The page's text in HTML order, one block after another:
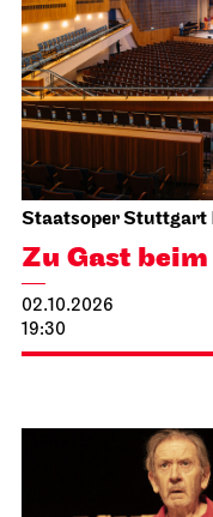
Staatsoper Stuttgart
Zu Gast
02.10.2026
19:30